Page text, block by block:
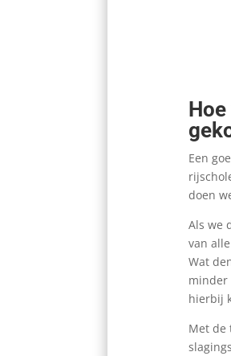
Een
doen
Als we
van
Wat
minder
hierbij
Met de